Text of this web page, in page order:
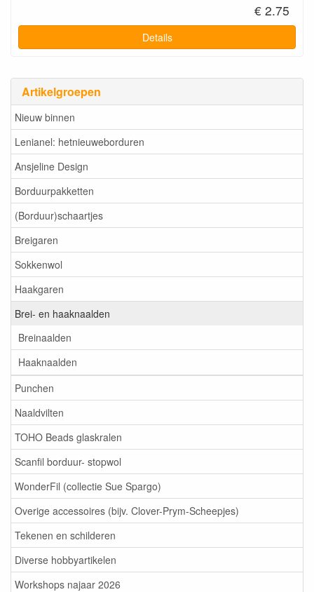
Artikelgroepen
Nieuw binnen
Lenianel: hetnieuweborduren
Ansjeline Design
Borduurpakketten
(Borduur)schaartjes
Breigaren
Sokkenwol
Haakgaren
Brei- en haaknaalden
Breinaalden
Haaknaalden
Punchen
Naaldvilten
TOHO Beads glaskralen
Scanfil borduur- stopwol
WonderFil (collectie Sue Spargo)
Overige accessoires (bijv. Clover-Prym-Scheepjes)
Tekenen en schilderen
Diverse hobbyartikelen
Workshops najaar 2026
€ 2.75
Details